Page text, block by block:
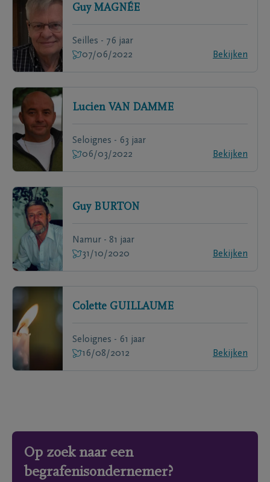
Guy MAGNÉE
Seilles - 76 jaar
07/06/2022
Bekijken
Lucien VAN DAMME
Seloignes - 63 jaar
06/03/2022
Bekijken
Guy BURTON
Namur - 81 jaar
31/10/2020
Bekijken
Colette GUILLAUME
Seloignes - 61 jaar
16/08/2012
Bekijken
Op zoek naar een
begrafenisondernemer?